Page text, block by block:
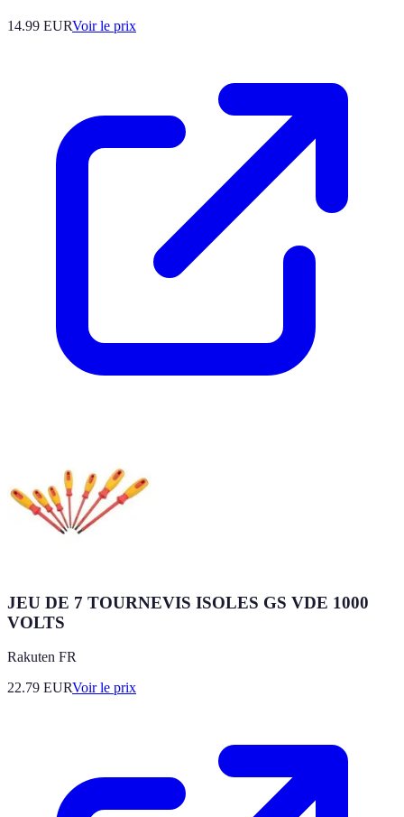
14.99 EURVoir le prix
JEU DE 7 TOURNEVIS ISOLES GS VDE 1000
VOLTS
Rakuten FR
22.79 EURVoir le prix